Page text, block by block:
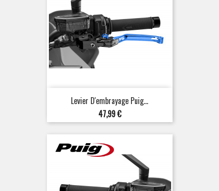
Levier D'embrayage Puig...
Prix
47,99 €